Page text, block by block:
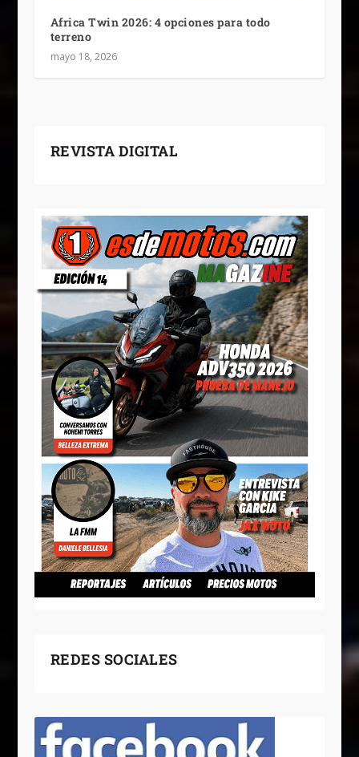
Africa Twin 2026: 4 opciones para todo
terreno
mayo 18, 2026
REVISTA DIGITAL
REDES SOCIALES